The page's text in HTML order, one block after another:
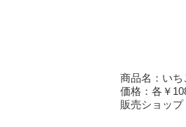
商品名：いち
価格：各￥
販売ショッ